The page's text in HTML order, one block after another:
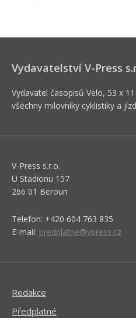
Vydavatelství V-Press
Vydavatel časopisů Velo, 53 x
všechny milovníky cyklistiky a
V-Press s.r.o.
U Stadionu 157
266 01 Beroun
Telefon: +420 604 763 835
E-mail: predplatne@vpress.cz
Redakce
Předplatné